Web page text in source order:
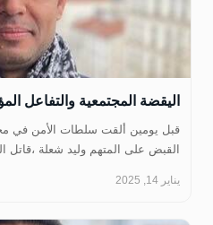
اليقضة المجتمعية والتفاعل
‏قبل يومين ألقت سلطات الأمن في
القبض على المتهم وليد شعلة
يناير 14, 2025